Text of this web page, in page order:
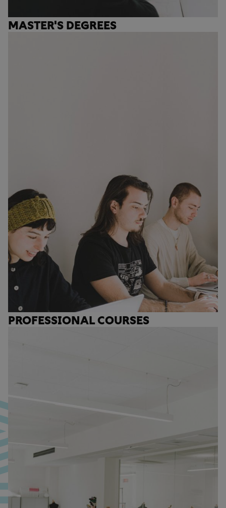
MASTER'S DEGREES
PROFESSIONAL COURSES